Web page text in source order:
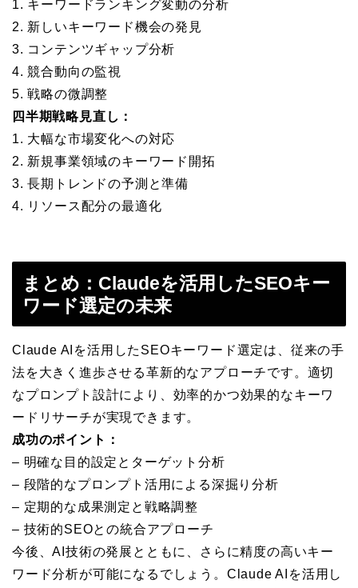
1. キーワードランキング変動の分析
2. 新しいキーワード機会の発見
3. コンテンツギャップ分析
4. 競合動向の監視
5. 戦略の微調整
四半期戦略見直し：
1. 大幅な市場変化への対応
2. 新規事業領域のキーワード開拓
3. 長期トレンドの予測と準備
4. リソース配分の最適化
まとめ：Claudeを活用したSEOキー
ワード選定の未来
Claude AIを活用したSEOキーワード選定は、従来の手
法を大きく進歩させる革新的なアプローチです。適切
なプロンプト設計により、効率的かつ効果的なキーワ
ードリサーチが実現できます。
成功のポイント：
– 明確な目的設定とターゲット分析
– 段階的なプロンプト活用による深掘り分析
– 定期的な成果測定と戦略調整
– 技術的SEOとの統合アプローチ
今後、AI技術の発展とともに、さらに精度の高いキー
ワード分析が可能になるでしょう。Claude AIを活用し